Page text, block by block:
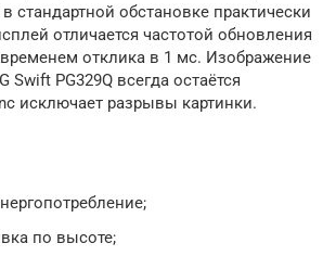
стандартной обстановке практически
отличается частотой обновления
отклика в 1 мс. Изображение
Swift PG329Q всегда остаётся
исключает разрывы картинки.
по высоте;